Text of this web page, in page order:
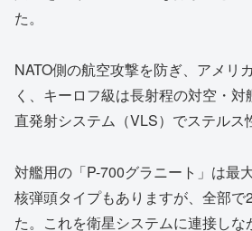
た。
NATO側の航空攻撃を防ぎ、アメリ
く、キーロフ級は長射程の対空・
直発射システム（VLS）でステルス
対艦用の「P-700グラニート」は最
核弾頭タイプもありますが、全部で
た。これを衛星システムに連接しな